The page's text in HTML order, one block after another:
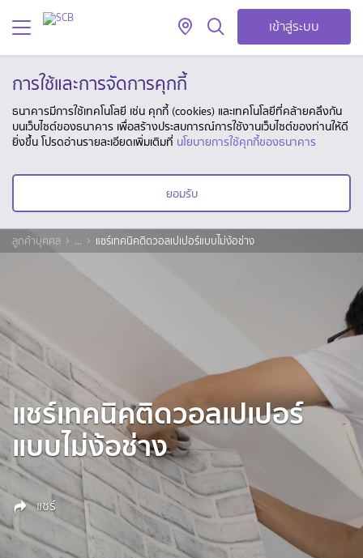
เข้าสู่ระบบ
การใช้และการจัดการคุกกี้
ธนาคารมีการใช้เทคโนโลยี เช่น คุกกี้ (cookies) และเทคโนโลยีที่คล้ายคลึงกัน
บนเว็บไซต์ของธนาคาร เพื่อสร้างประสบการณ์การใช้งานเว็บไซต์ของท่านให้ดี
ยิ่งขึ้น โปรดอ่านรายละเอียดเพิ่มเติมที่ นโยบายการใช้คุกกี้ของธนาคาร
ยอมรับ
ลูกค้าบุคคล ... แชร์เทคนิคติดวอลเปเปอร์แบบไม่ง้อช่าง
แชร์เทคนิคติดวอลเปเปอร์
แบบไม่ง้อช่าง
แชร์